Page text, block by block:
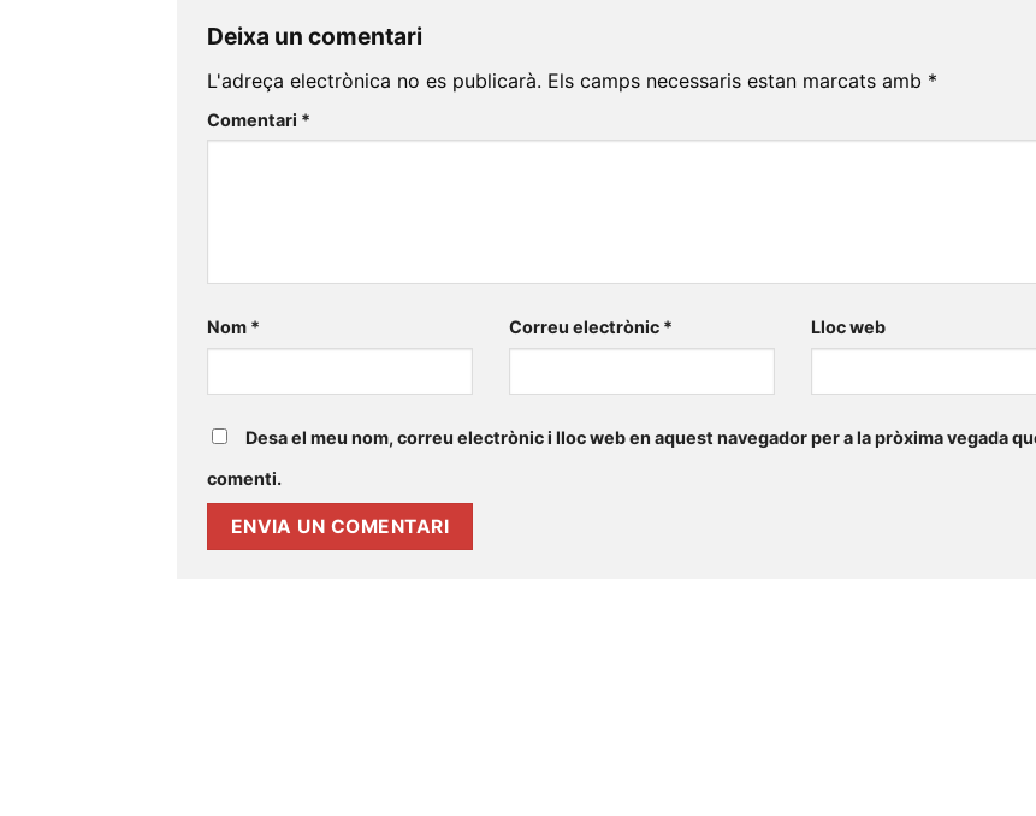
Deixa un comentari
L'adreça electrònica no es publicarà. Els camps necessaris estan marcats amb *
Comentari *
Nom * Correu electrònic * Lloc web
Desa el meu nom, correu electrònic i lloc web en aquest navegador per a la pròxima vegada
comenti.